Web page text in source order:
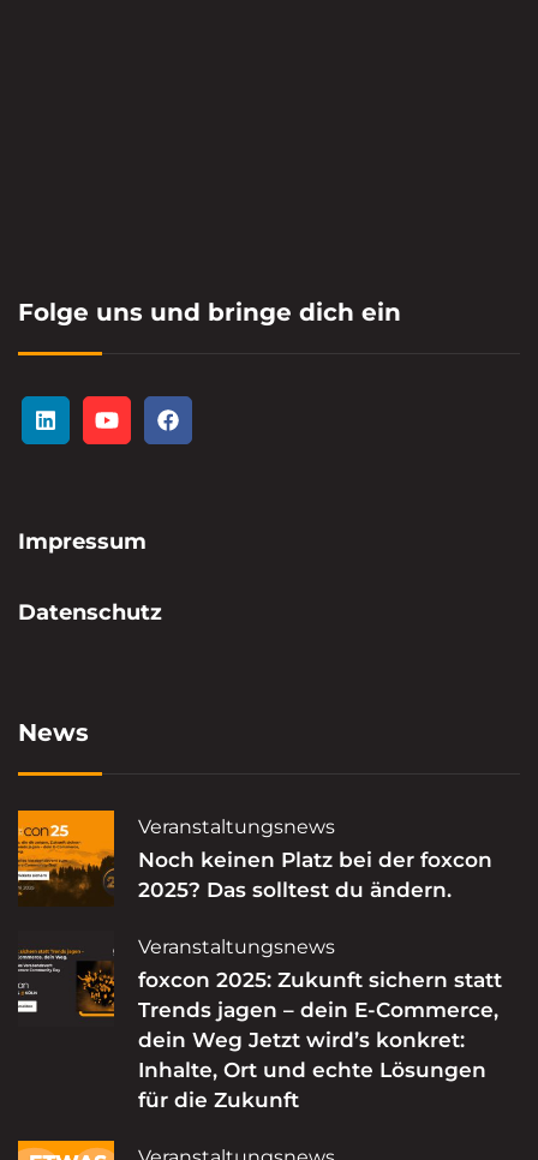
Folge uns und bringe dich ein
Impressum
Datenschutz
News
Veranstaltungsnews
Noch keinen Platz bei der foxcon
2025? Das solltest du ändern.
Veranstaltungsnews
foxcon 2025: Zukunft sichern statt
Trends jagen – dein E-Commerce,
dein Weg Jetzt wird’s konkret:
Inhalte, Ort und echte Lösungen
für die Zukunft